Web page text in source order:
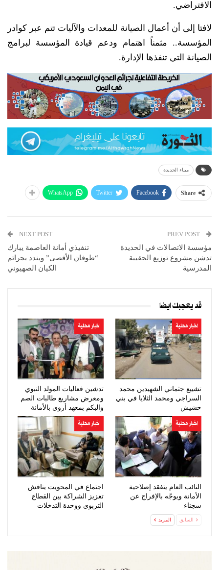
الافتراضي.
لافتا إلى أن أعمال الصيانة للمعدات والآليات تتم عبر كوادر
المؤسسة.. مثمناً اهتمام ودعم قيادة المؤسسة لبرامج
الصيانة التي تنفذها الإدارة.
ميناء الحديدة
Share
Facebook
Twitter
WhatsApp
مؤسسة الاتصالات في الحديدة
تدشن مشروع توزيع الحقيبة
المدرسية
NEXT POST
تنفيذي أمانة العاصمة يبارك
“طوفان الأقصى” ويندد بجرائم
الكيان الصهيوني
قد يعجبك ايضا
اخبار محلية
تشييع جثماني الشهيدين محمد
السراجي ومحمد الثلايا في بني
حشيش
اخبار محلية
تدشين فعاليات المولد النبوي
ومعرض مشاريع طالبات الصم
والبكم بمعهد أروى بالأمانة
اخبار محلية
النائب العام يتفقد إصلاحية
الأمانة ويوجّه بالإفراج عن
سجناء
اخبار محلية
اجتماع في المحويت يناقش
تعزيز الشراكة بين القطاع
التربوي ووحدة التدخلات
السابق المزيد